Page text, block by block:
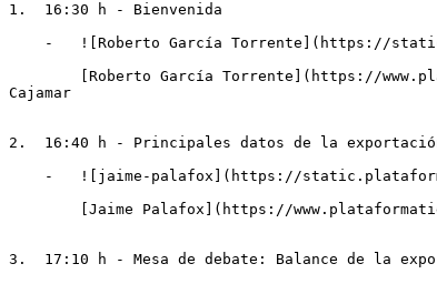
1.  16:30 h - Bienvenida
Cajamar
2.  16:40 h - Principales datos de la
3.  17:10 h - Mesa de debate: Balance de la